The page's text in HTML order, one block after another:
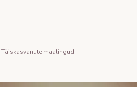
Täiskasvanute maalingud